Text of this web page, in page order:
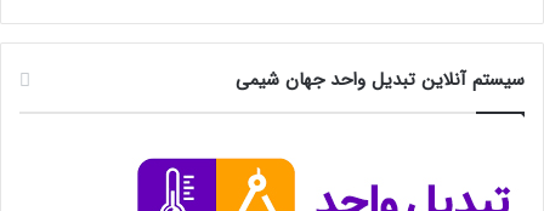
سیستم آنلاین تبدیل واحد جهان شیمی